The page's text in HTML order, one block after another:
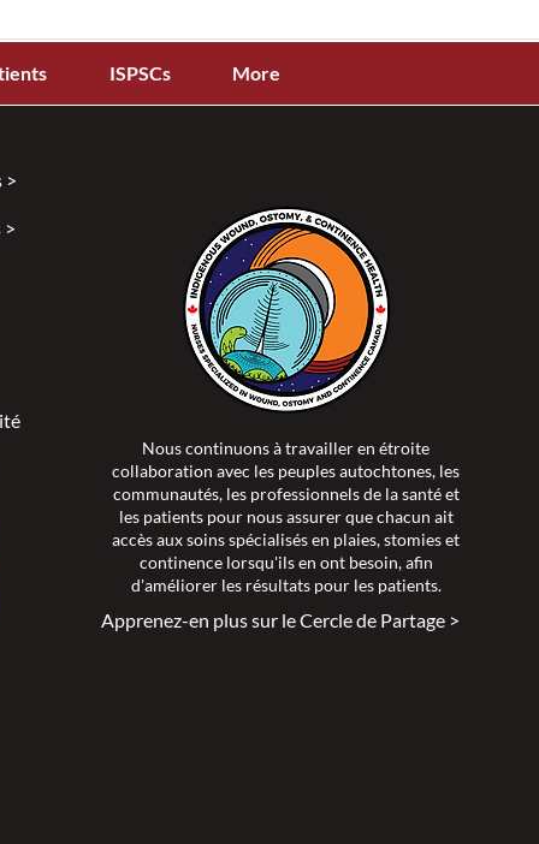
ISPSCs More
>
>
>
Nous continuons à travailler en étroite
collaboration avec les peuples autochtones, les
communautés, les professionnels de la santé et
les patients pour nous assurer que chacun ait
accès aux soins spécialisés en plaies, stomies et
continence lorsqu'ils en ont besoin, afin
d'améliorer les résultats pour les patients.
Apprenez-en plus sur le Cercle de Partage >